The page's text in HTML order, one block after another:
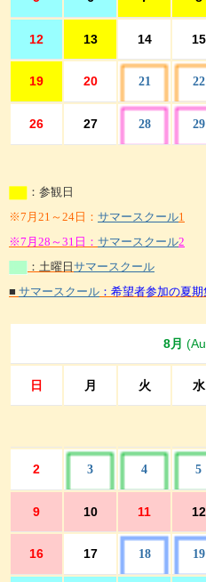
12 13 14 15
19 20 21 22
26 27 28 29
：参観日
※7月21～24日： サマースクール1
※7月28～31日： サマースクール2
：土曜日サマースクール
■ サマースクール ：希望者参加の夏
8月
日 月 火 水
2 3 4 5
9 10 11 12
16 17 18 19